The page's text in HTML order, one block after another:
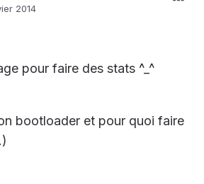
2014
pour faire des stats ^_^
bootloader et pour quoi faire